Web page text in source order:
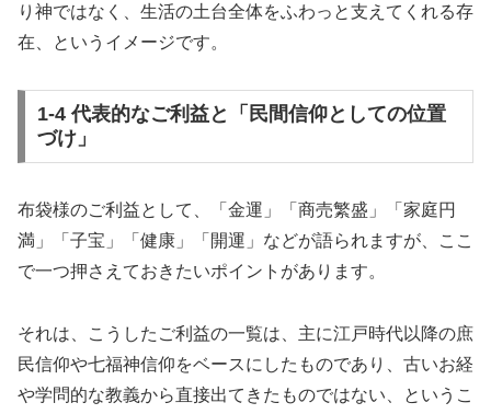
り神ではなく、生活の土台全体をふわっと支えてくれる存
在、というイメージです。
1-4 代表的なご利益と「民間信仰としての位置
づけ」
布袋様のご利益として、「金運」「商売繁盛」「家庭円
満」「子宝」「健康」「開運」などが語られますが、ここ
で一つ押さえておきたいポイントがあります。
それは、こうしたご利益の一覧は、主に江戸時代以降の庶
民信仰や七福神信仰をベースにしたものであり、古いお経
や学問的な教義から直接出てきたものではない、というこ